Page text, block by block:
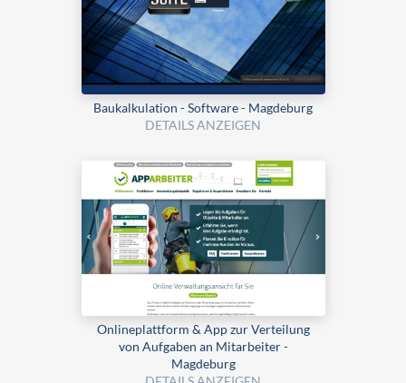
Bau­kalku­lation - Software - Magdeburg
DETAILS ANZEIGEN
Onlineplattform & App zur Verteilung
von Aufgaben an Mitarbeiter -
Magdeburg